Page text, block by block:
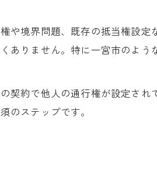
や境界問題、既存の抵当権設
ありません。特に一宮市のよ
契約で他人の通行権が設定さ
のステップです。